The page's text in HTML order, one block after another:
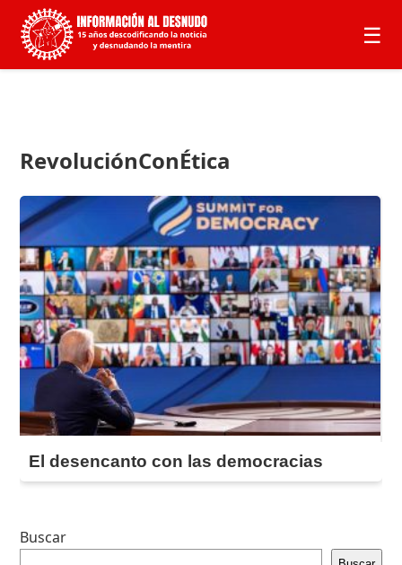
☰
RevoluciónConÉtica
El desencanto con las democracias
Buscar